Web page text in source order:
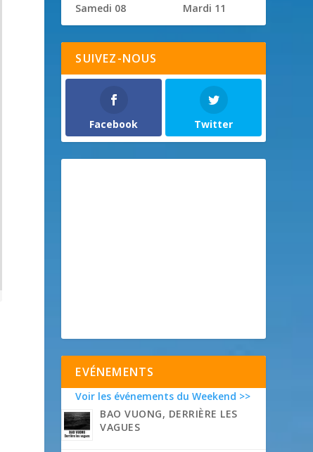
Samedi 08 Mardi 11
SUIVEZ-NOUS
Facebook Twitter
EVÉNEMENTS
Voir les événements du Weekend >>
BAO VUONG, DERRIÈRE LES
VAGUES